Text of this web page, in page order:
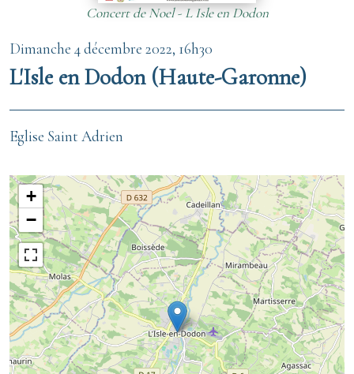
Concert de Noel - L Isle en Dodon
Dimanche 4 décembre 2022, 16h30
L'Isle en Dodon (Haute-Garonne)
Eglise Saint Adrien
+
−